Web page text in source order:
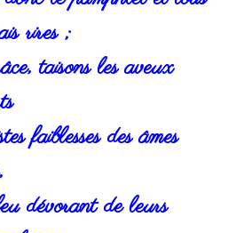
rires ;
taisons les aveux
faiblesses des âmes
dévorant de leurs